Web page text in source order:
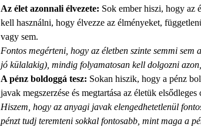
Az élet azonnali élvezete: Sok ember hiszi, hogy az
kell használni, hogy élvezze az élményeket,
vagy sem.
Fontos megérteni, hogy az életben szinte semmi
jó külalakig), mindig folyamatosan kell dolgozni
A pénz boldoggá tesz: Sokan hiszik, hogy a pénz
javak megszerzése és megtartása az életük
Hiszem, hogy az anyagi javak elengedhetetlenül
pénzt tudj teremteni sokkal fontosabb, mint maga a